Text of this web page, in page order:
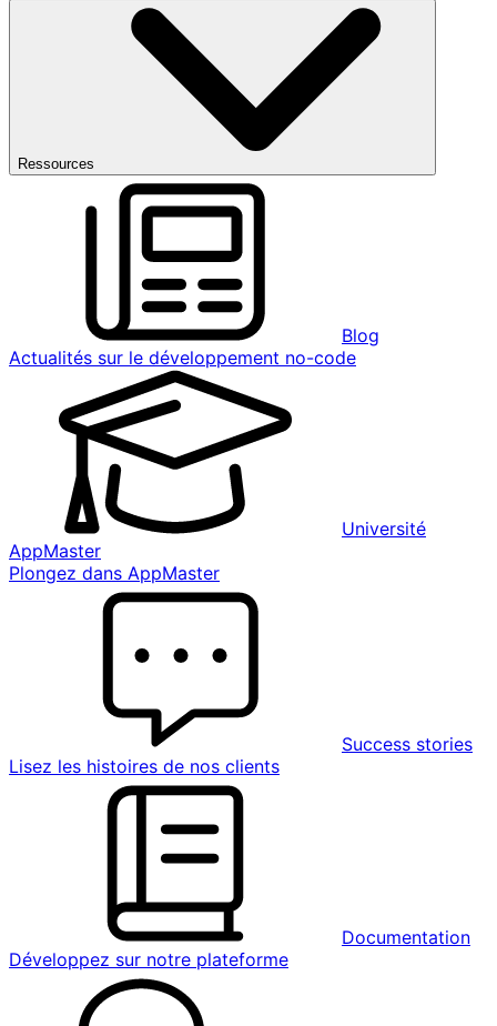
Ressources
Blog
Actualités sur le développement no-code
Université
AppMaster
Plongez dans AppMaster
Success stories
Lisez les histoires de nos clients
Documentation
Développez sur notre plateforme